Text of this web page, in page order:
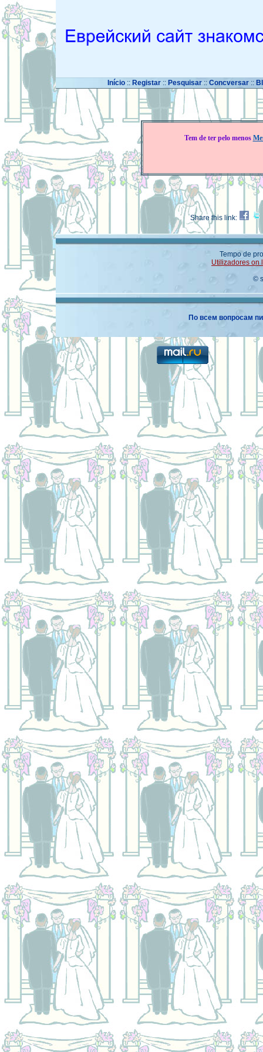
Início :: Registar:: Pesquisar :: Concversar ::
Tem de ter pelo menos
Share this link:
Tempo de
Utilizadores on
©
По всем вопросам